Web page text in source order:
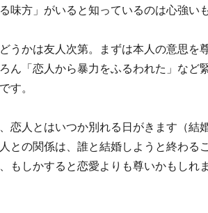
味方」がいると知っているのは心強い
うかは友人次第。まずは本人の意思を
ん「恋人から暴力をふるわれた」など
す。
恋人とはいつか別れる日がきます（結
との関係は、誰と結婚しようと終わる
もしかすると恋愛よりも尊いかもしれ